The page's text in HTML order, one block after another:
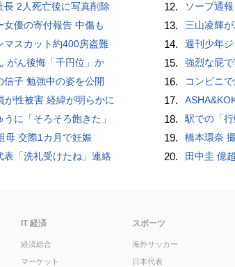
長 2人死亡後に写真削除
女優の寄付報告 中傷も
マスカット約400房盗難
がん後悔「千円位」か
信子 勉強中の姿を公開
が性被害 経緯が明らかに
うに「そろそろ飽きた」
母 交際1カ月で妊娠
表「洗礼受けたね」連絡
12. ソープ通
13. 三山凌輝
14. 週刊少年
15. 強烈な屁
16. コンビニ
17.
18. 駅での「
19. 橋本環奈
20. 田中圭 億
IT 経済
経済総合
マーケット
スポーツ
海外サッカー
日本代表